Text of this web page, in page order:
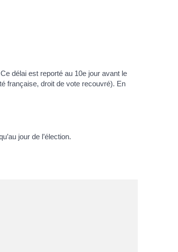
délai est reporté au 10e jour avant le
française, droit de vote recouvré). En
jour de l’élection.